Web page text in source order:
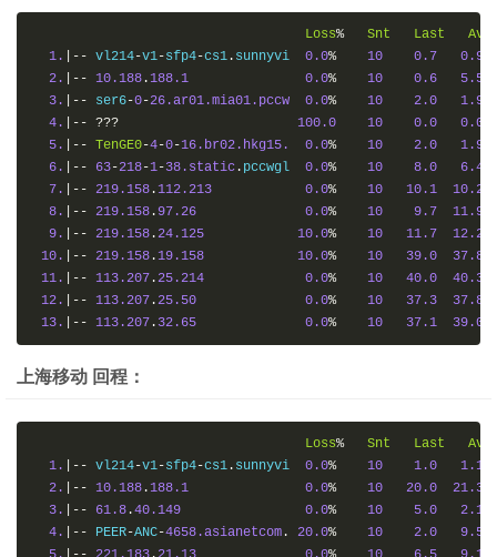
Loss% Snt Last
Avg
1.
|-- vl214-v1-sfp4-cs1 . sunnyvi 0.0% 10 0.7
0.9
2.
|-- 10.188 . 188.1 0.0% 10 0.6
5.5
3.
|-- ser6-0-26.ar01.mia01.pccw 0.0% 10 2.0
1.9
4.
|-- ??? 100.0 10 0.0
0.0
5.
|-- TenGE0-4-0-16.br02.hkg15. 0.0% 10 2.0
1.9
6.
|-- 63-218-1-38.static . pccwgl 0.0% 10 8.0
6.4
7.
|-- 219.158 . 112.213 0.0% 10 10.1
10.2
8.
|-- 219.158 .97.26 0.0% 10 9.7
11.9
9.
|-- 219.158 .24.125 10.0% 10 11.7
12.2
10.
|-- 219.158 . 19.158 10.0% 10 39.0
37.8
11.
|-- 113.207 .25.214 0.0% 10 40.0
40.3
12.
|-- 113.207 .25.50 0.0% 10 37.3
37.8
13.
|-- 113.207 . 32.65 0.0% 10 37.1 39.0
上海移动 回程：
Loss% Snt Last
Avg
1.
|-- vl214-v1-sfp4-cs1 . sunnyvi 0.0% 10 1.0
1.1
2.
|-- 10.188 . 188.1 0.0% 10 20.0
21.3
3.
|-- 61.8 .40.149 0.0% 10 5.0
2.1
4.
|-- PEER-ANC-4658.asianetcom . 20.0% 10 2.0
9.5